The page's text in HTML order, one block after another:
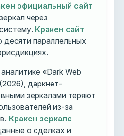
официальный сайт
через
Кракен сайт
параллельных
«Dark Web
даркнет-
зеркалами теряют
из-за
Кракен зеркало
о сделках и